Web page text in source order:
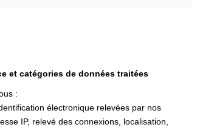
et catégories de données traitées
:
électronique relevées par nos
IP, relevé des connexions, localisation,